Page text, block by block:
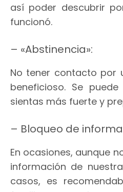
así poder descubrir
funcionó.
– «Abstinencia»:
No tener contacto por
beneficioso. Se
sientas más fuerte y
– Bloqueo de
En ocasiones, aunque
información de
casos, es